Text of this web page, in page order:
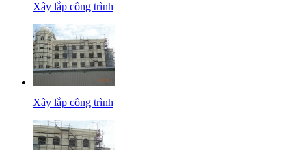
Xây lắp công trình
Xây lắp công trình